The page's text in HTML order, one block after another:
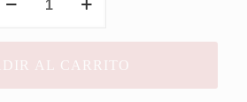
AL CARRITO